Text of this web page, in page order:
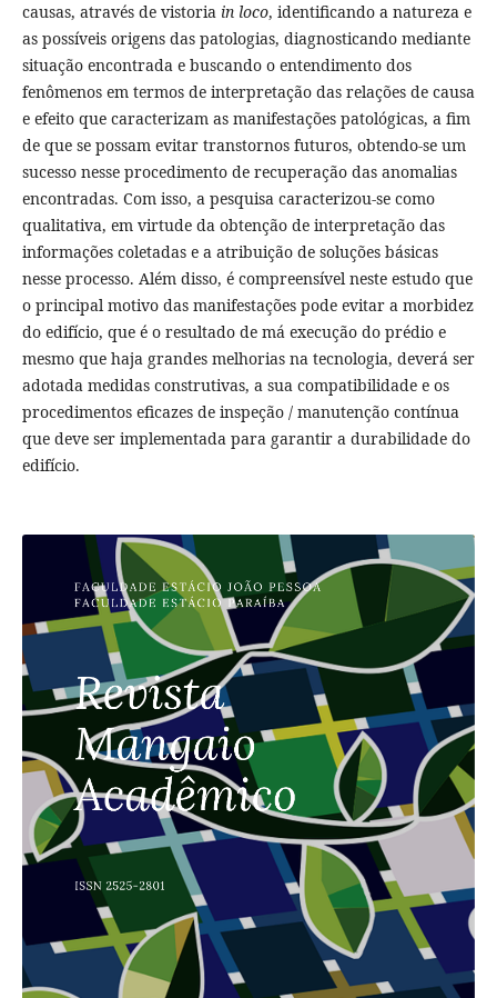
causas, através de vistoria in loco, identificando a natureza e
as possíveis origens das patologias, diagnosticando mediante
situação encontrada e buscando o entendimento dos
fenômenos em termos de interpretação das relações de causa
e efeito que caracterizam as manifestações patológicas, a fim
de que se possam evitar transtornos futuros, obtendo-se um
sucesso nesse procedimento de recuperação das anomalias
encontradas. Com isso, a pesquisa caracterizou-se como
qualitativa, em virtude da obtenção de interpretação das
informações coletadas e a atribuição de soluções básicas
nesse processo. Além disso, é compreensível neste estudo que
o principal motivo das manifestações pode evitar a morbidez
do edifício, que é o resultado de má execução do prédio e
mesmo que haja grandes melhorias na tecnologia, deverá ser
adotada medidas construtivas, a sua compatibilidade e os
procedimentos eficazes de inspeção / manutenção contínua
que deve ser implementada para garantir a durabilidade do
edifício.